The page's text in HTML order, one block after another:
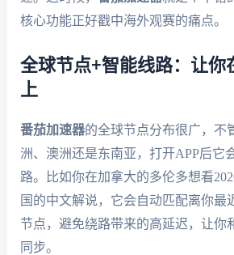
核心功能正好戳中海外观赛的痛点。
全球节点+智能线路：让你
上
番茄加速器的全球节点分布很广，不
洲、澳洲还是东南亚，打开APP后它
路。比如你在加拿大的多伦多想看
国的中文解说，它会自动匹配离你最
节点，避免绕路带来的高延迟，让你
同步。